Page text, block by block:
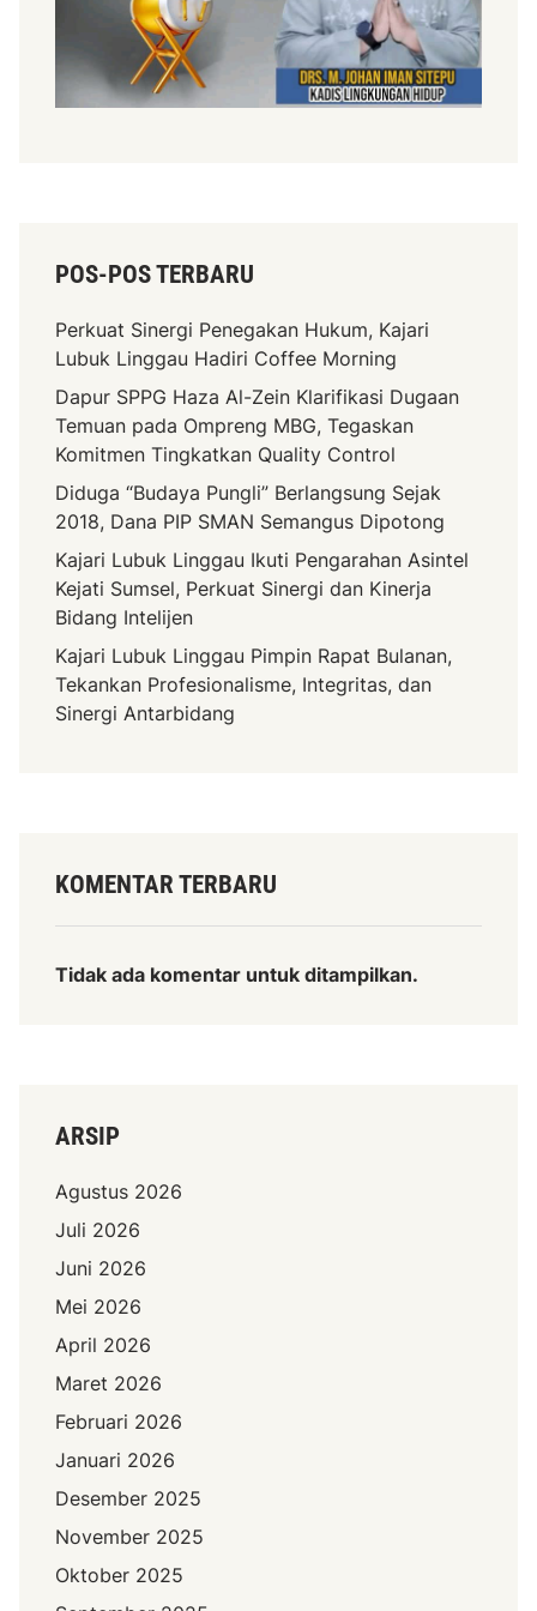
u
POS-POS TERBARU
Perkuat Sinergi Penegakan Hukum, Kajari
Lubuk Linggau Hadiri Coffee Morning
Dapur SPPG Haza Al-Zein Klarifikasi Dugaan
Temuan pada Ompreng MBG, Tegaskan
Komitmen Tingkatkan Quality Control
Diduga “Budaya Pungli” Berlangsung Sejak
2018, Dana PIP SMAN Semangus Dipotong
Kajari Lubuk Linggau Ikuti Pengarahan Asintel
Kejati Sumsel, Perkuat Sinergi dan Kinerja
Bidang Intelijen
Kajari Lubuk Linggau Pimpin Rapat Bulanan,
Tekankan Profesionalisme, Integritas, dan
Sinergi Antarbidang
KOMENTAR TERBARU
Tidak ada komentar untuk ditampilkan.
ARSIP
Agustus 2026
Juli 2026
Juni 2026
Mei 2026
April 2026
Maret 2026
Februari 2026
Januari 2026
Desember 2025
November 2025
Oktober 2025